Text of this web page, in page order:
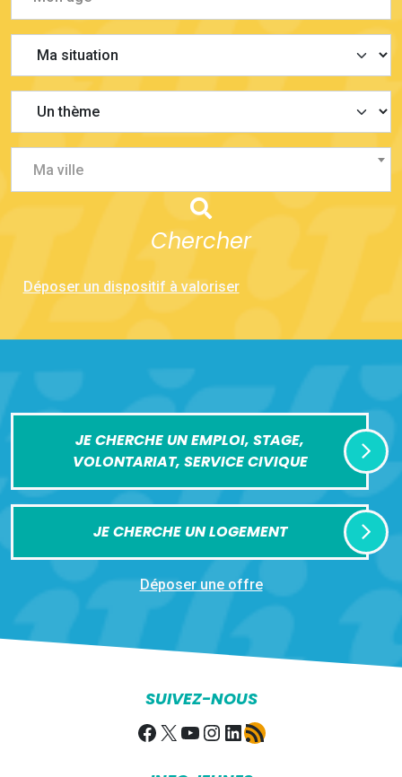
Ma ville
Chercher
Déposer un dispositif à valoriser
JE CHERCHE UN EMPLOI, STAGE,
VOLONTARIAT, SERVICE CIVIQUE
JE CHERCHE UN LOGEMENT
Déposer une offre
SUIVEZ-NOUS
Facebook
X YouTube
Instagram
LinkedIn
Flux RSS